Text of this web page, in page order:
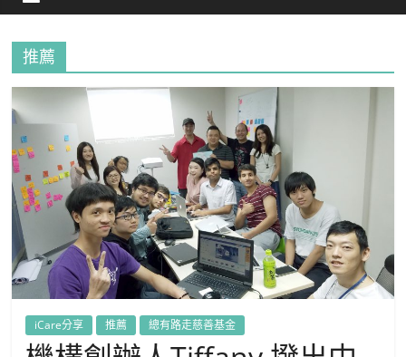
於
推薦
iCare分享 推薦 總有路走慈善基金